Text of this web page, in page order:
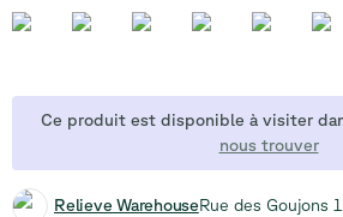
Ce produit est disponible à visiter
nous trouver
Relieve WarehouseRue des Goujons